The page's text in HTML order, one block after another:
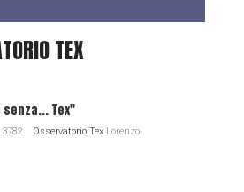
TEX
Tex"
Osservatorio Tex Lorenzo